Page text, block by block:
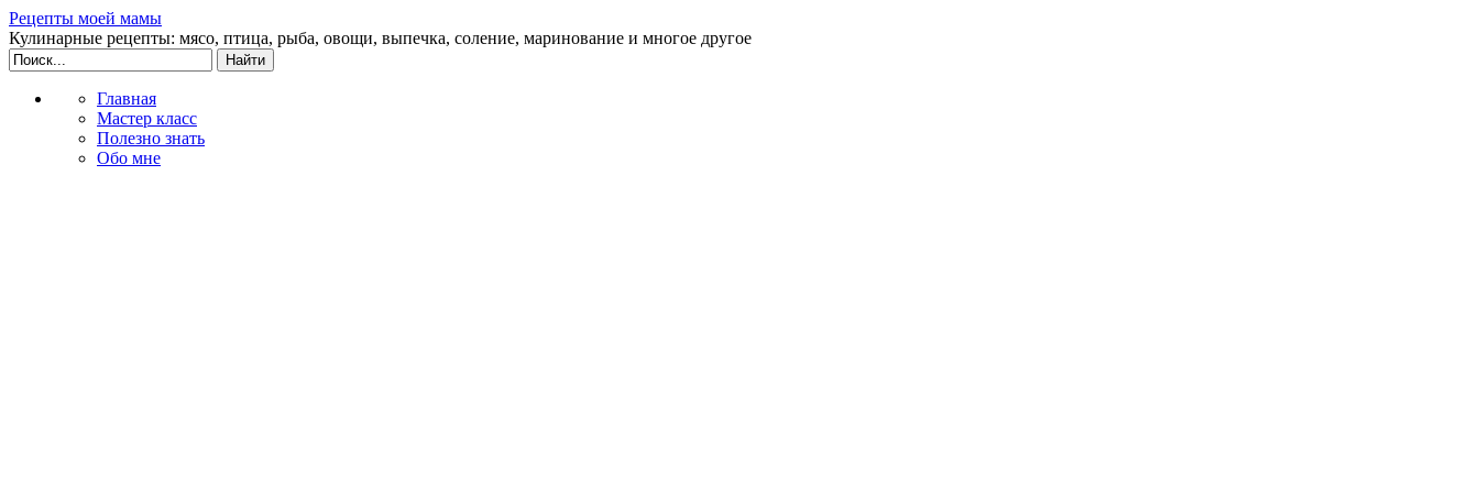
Рецепты моей мамы
Кулинарные рецепты: мясо, птица, рыба, овощи, выпечка, соление, маринование и многое другое
Главная
Мастер класс
Полезно знать
Обо мне